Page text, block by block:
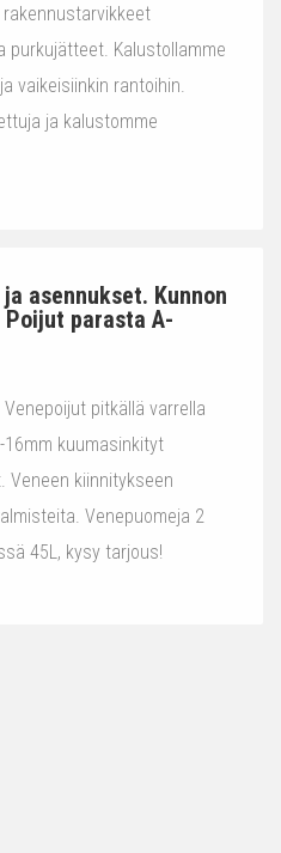
purkujätteet. Kalustollamme
vaikeisiinkin rantoihin.
ja kalustomme
asennukset. Kunnon
parasta A-
pitkällä varrella
kuumasinkityt
Veneen kiinnitykseen
Venepuomeja 2
45L, kysy tarjous!